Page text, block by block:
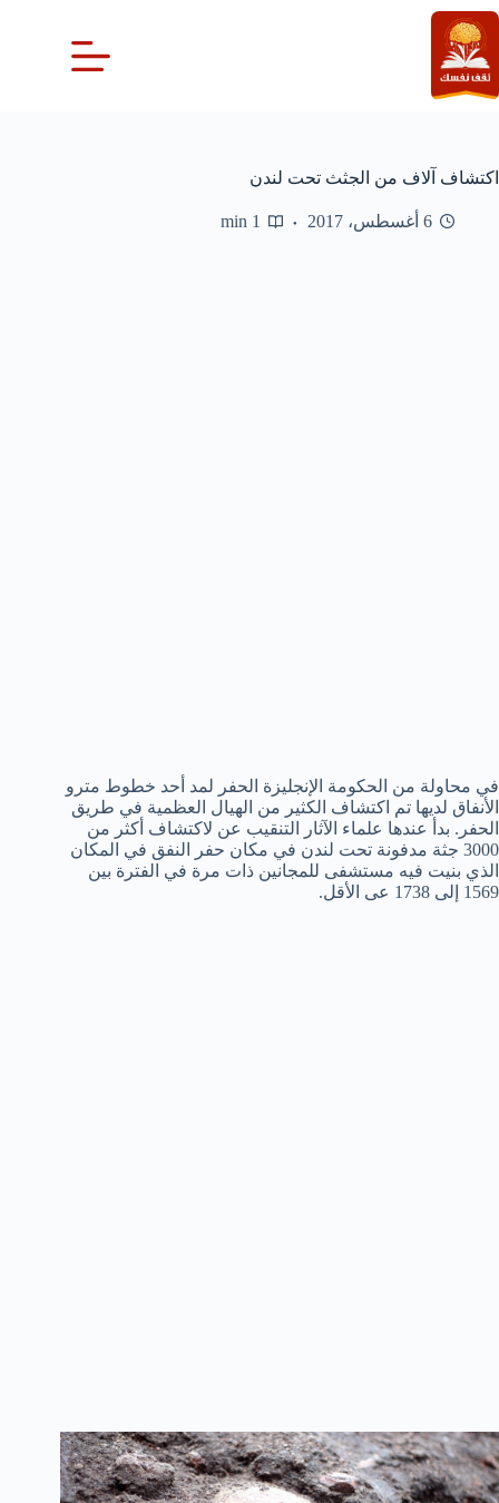
التجاوز
إلى
المحتوى
اكتشاف آلاف من الجثث تحت لندن
6 أغسطس، 2017 1 min
في محاولة من الحكومة الإنجليزة الحفر لمد أحد خطوط مترو
الأنفاق لديها تم اكتشاف الكثير من الهيال العظمية في طريق
الحفر. بدأ عندها علماء الآثار التنقيب عن لاكتشاف أكثر من
3000 جثة مدفونة تحت لندن في مكان حفر النفق في المكان
الذي بنيت فيه مستشفى للمجانين ذات مرة في الفترة بين
1569 إلى 1738 عى الأقل.